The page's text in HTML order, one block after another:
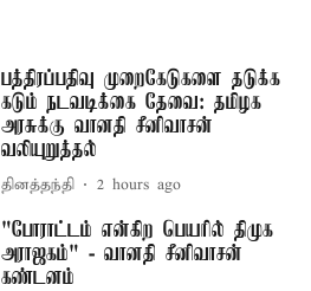
பத்திரப்பதிவு முறைகேடுகளை தடுக்க
கடும் நடவடிக்கை தேவை: தமிழக
அரசுக்கு வானதி சீனிவாசன்
வலியுறுத்தல்
தினத்தந்தி 2 hours ago
"போராட்டம் என்கிற பெயரில் திமுக
அராஜகம்" - வானதி சீனிவாசன்
கண்டனம்